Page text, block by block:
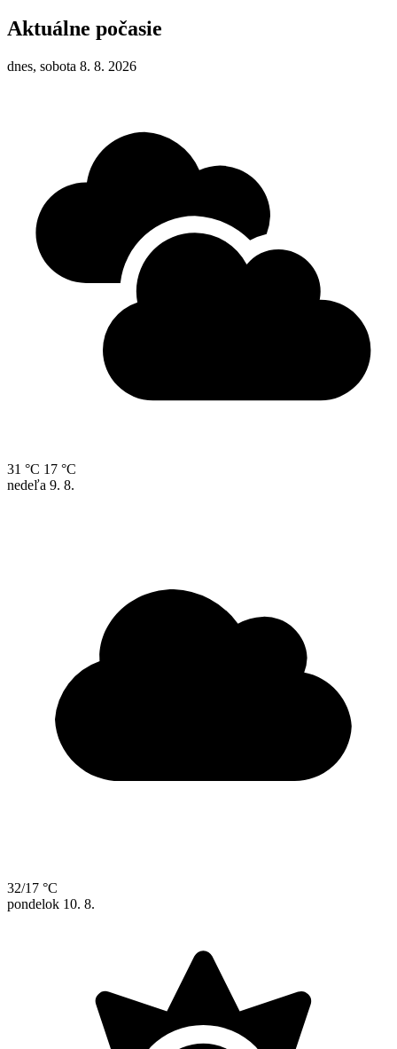
Aktuálne počasie
dnes, sobota 8. 8. 2026
31 °C 17 °C
nedeľa 9. 8.
32/17 °C
pondelok 10. 8.